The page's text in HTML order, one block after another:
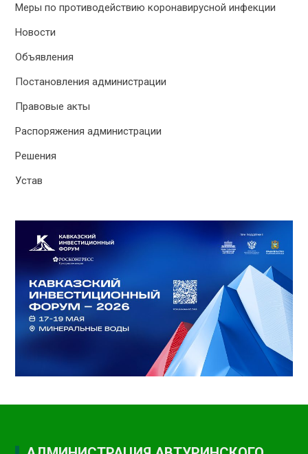
Меры по противодействию коронавирусной инфекции
Новости
Объявления
Постановления администрации
Правовые акты
Распоряжения администрации
Решения
Устав